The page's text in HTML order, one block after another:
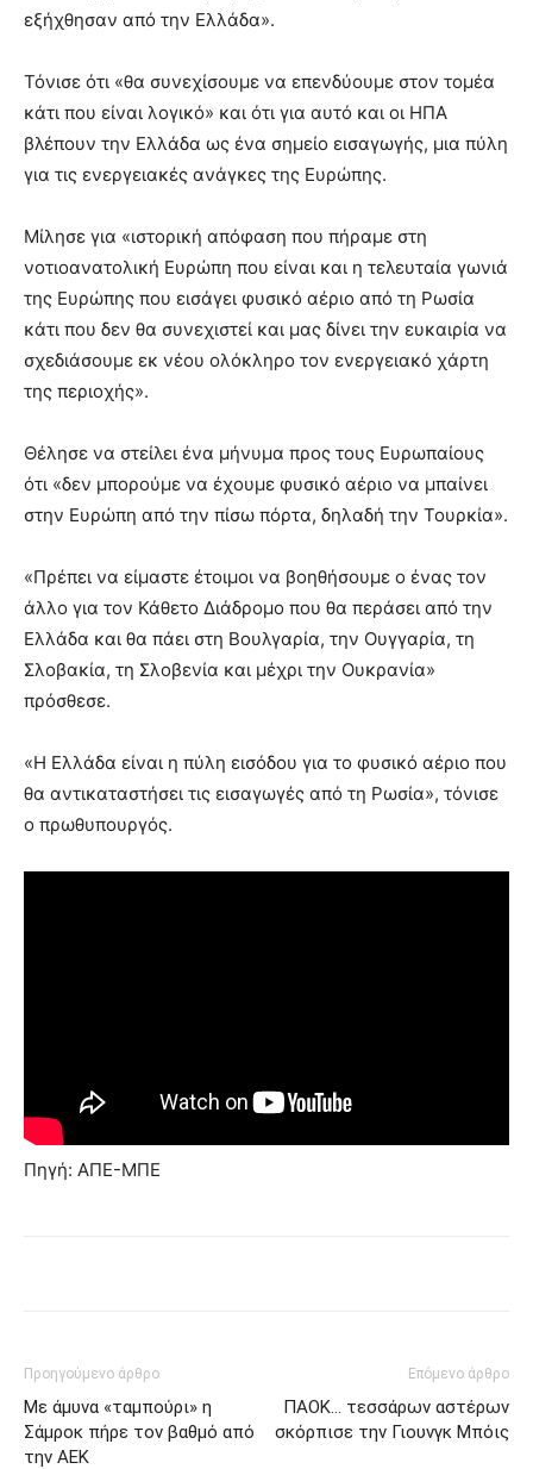
εξήχθησαν από την Ελλάδα».
Τόνισε ότι «θα συνεχίσουμε να επενδύουμε στον τομέα
κάτι που είναι λογικό» και ότι για αυτό και οι ΗΠΑ
βλέπουν την Ελλάδα ως ένα σημείο εισαγωγής, μια πύλη
για τις ενεργειακές ανάγκες της Ευρώπης.
Μίλησε για «ιστορική απόφαση που πήραμε στη
νοτιοανατολική Ευρώπη που είναι και η τελευταία γωνιά
της Ευρώπης που εισάγει φυσικό αέριο από τη Ρωσία
κάτι που δεν θα συνεχιστεί και μας δίνει την ευκαιρία να
σχεδιάσουμε εκ νέου ολόκληρο τον ενεργειακό χάρτη
της περιοχής».
Θέλησε να στείλει ένα μήνυμα προς τους Ευρωπαίους
ότι «δεν μπορούμε να έχουμε φυσικό αέριο να μπαίνει
στην Ευρώπη από την πίσω πόρτα, δηλαδή την Τουρκία».
«Πρέπει να είμαστε έτοιμοι να βοηθήσουμε ο ένας τον
άλλο για τον Κάθετο Διάδρομο που θα περάσει από την
Ελλάδα και θα πάει στη Βουλγαρία, την Ουγγαρία, τη
Σλοβακία, τη Σλοβενία και μέχρι την Ουκρανία»
πρόσθεσε.
«Η Ελλάδα είναι η πύλη εισόδου για το φυσικό αέριο που
θα αντικαταστήσει τις εισαγωγές από τη Ρωσία», τόνισε
ο πρωθυπουργός.
Πηγή: ΑΠΕ-ΜΠΕ
Προηγούμενο άρθρο
Με άμυνα «ταμπούρι» η
Σάμροκ πήρε τον βαθμό από
την ΑΕΚ
Επόμενο άρθρο
ΠΑΟΚ… τεσσάρων αστέρων
σκόρπισε την Γιουνγκ Μπόις